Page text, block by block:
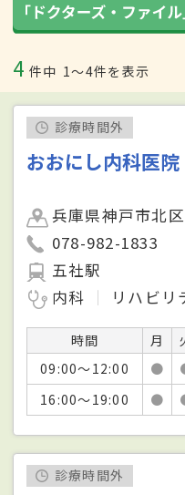
4 件中 1〜4件を表示
診療時間外
おおにし内科医院
兵庫県神戸市北
078-982-1833
五社駅
内科
リハビリ
時間 月
09:00～12:00
●
16:00～19:00
●
診療時間外